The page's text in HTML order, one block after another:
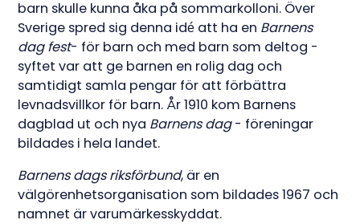
barn skulle kunna åka på sommarkolloni. Över
Sverige spred sig denna idé att ha en Barnens
dag fest- för barn och med barn som deltog -
syftet var att ge barnen en rolig dag och
samtidigt samla pengar för att förbättra
levnadsvillkor för barn. År 1910 kom Barnens
dagblad ut och nya Barnens dag- föreningar
bildades i hela landet.
Barnens dags riksförbund, är en
välgörenhetsorganisation som bildades 1967 och
namnet är varumärkesskyddat.